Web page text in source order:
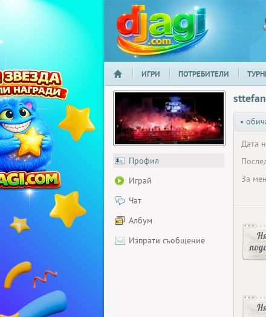
djagi.com
НАЧАЛО
ИГРИ ПОТРЕБИТЕЛИ
Профил
Играй
Чат
Албум
Изпрати съобщение
•
Дата
За